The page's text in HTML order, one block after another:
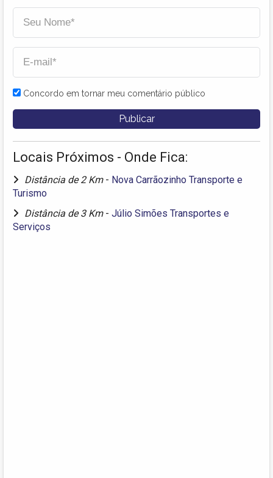
Concordo em tornar meu comentário público
Locais Próximos - Onde Fica:
Distância de 2 Km - Nova Carrãozinho Transporte e
Turismo
Distância de 3 Km - Júlio Simões Transportes e
Serviços